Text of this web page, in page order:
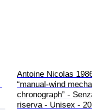
Antoine Nicolas
“manual-wind
chronograph” -
riserva - Unisex -